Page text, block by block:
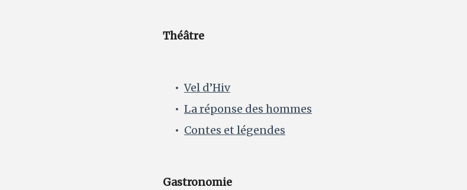
Théâtre
Vel d’Hiv
La réponse des hommes
Contes et légendes
Gastronomie